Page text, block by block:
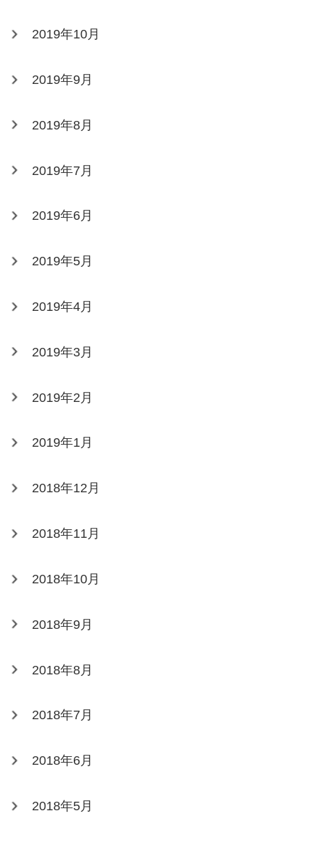
2019年10月
2019年9月
2019年8月
2019年7月
2019年6月
2019年5月
2019年4月
2019年3月
2019年2月
2019年1月
2018年12月
2018年11月
2018年10月
2018年9月
2018年8月
2018年7月
2018年6月
2018年5月